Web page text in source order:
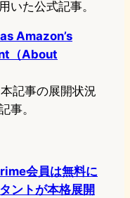
いた公式記事。
Amazon’s
（About
記事の展開状況
事。
会員は無料に
ントが本格展開